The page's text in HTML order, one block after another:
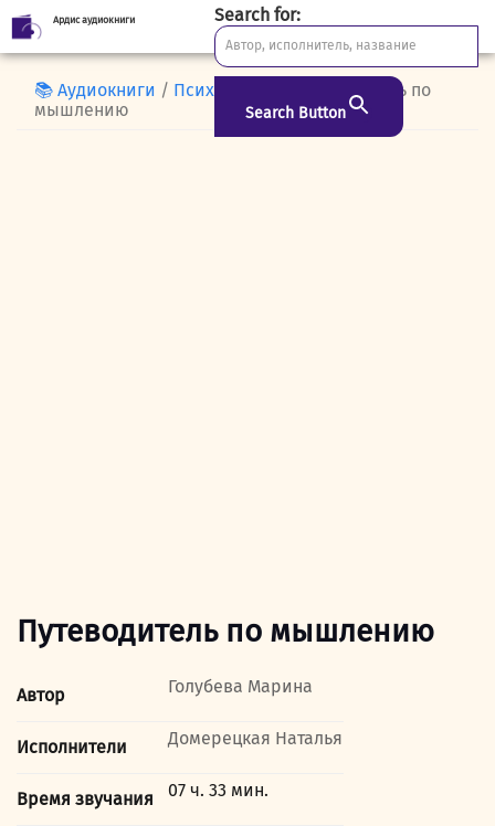
Skip
to
Ардис аудиокниги Search for:
Search Button
📚 Аудиокниги / Психология
/ Путеводитель по
мышлению
Путеводитель по мышлению
Автор Голубева Марина
Исполнители Домерецкая Наталья
Время звучания 07 ч. 33 мин.